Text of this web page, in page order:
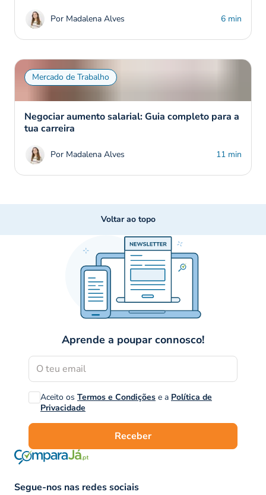
Por Madalena Alves 6 min
Mercado de Trabalho
Negociar aumento salarial: Guia completo para a
tua carreira
Por Madalena Alves 11 min
Voltar ao topo
Aprende a poupar connosco!
Aceito os Termos e Condições e a Política de
Privacidade
Receber
Segue-nos nas redes sociais